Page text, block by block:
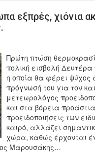
εξπρές, χιόνια
Πρώτη πτώση
πολική εισβολή
η οποία θα φέρει ψύχος
πρόγνωσή του για τον
μετεωρολόγος
και στα βόρεια
προειδοποιήσεις των
καιρό, αλλάζει
χώρα, καθώς έρχονται
Μαρουσάκης…